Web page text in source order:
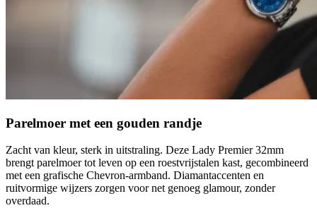
Parelmoer met een gouden randje
Zacht van kleur, sterk in uitstraling. Deze Lady Premier 32mm
brengt parelmoer tot leven op een roestvrijstalen kast, gecombineerd
met een grafische Chevron-armband. Diamantaccenten en
ruitvormige wijzers zorgen voor net genoeg glamour, zonder
overdaad.